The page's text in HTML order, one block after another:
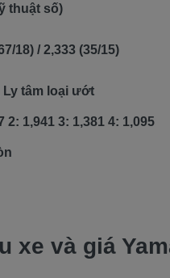
thuật số)
18) / 2,333 (35/15)
Ly tâm loại ướt
2: 1,941 3: 1,381 4: 1,095
xe và giá